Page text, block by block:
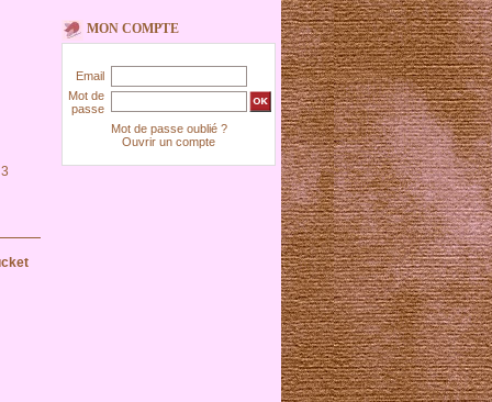
MON COMPTE
Email
Mot de
passe
Mot de passe oublié ?
Ouvrir un compte